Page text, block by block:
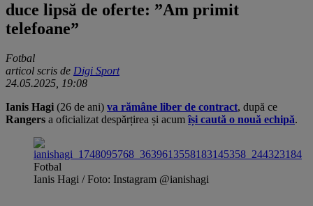
duce lipsă de oferte: ”Am primit
telefoane”
Fotbal
articol scris de Digi Sport
24.05.2025, 19:08
Ianis Hagi (26 de ani) va rămâne liber de contract, după ce
Rangers a oficializat despărțirea și acum își caută o nouă echipă.
Fotbal
Ianis Hagi / Foto: Instagram @ianishagi